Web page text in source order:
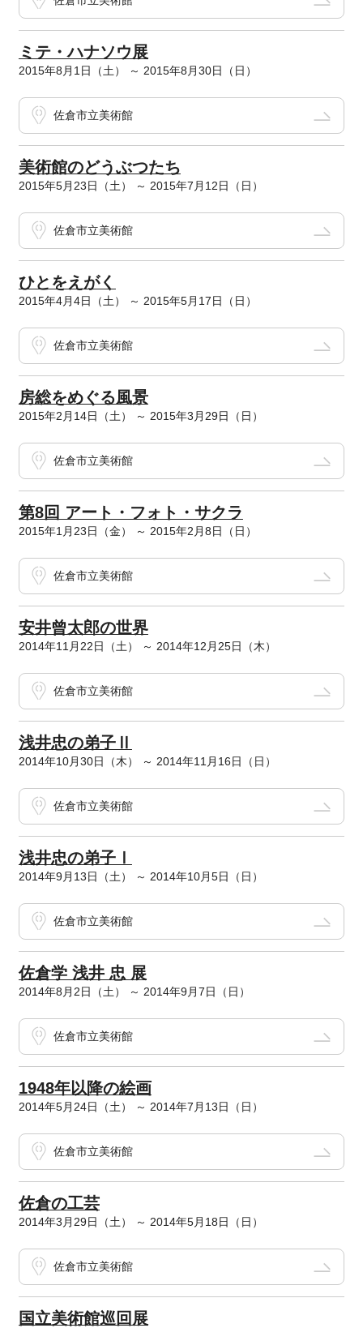
ミテ・ハナソウ展
2015年8月1日（土） ～ 2015年8月30日（日）
佐倉市立美術館
美術館のどうぶつたち
2015年5月23日（土） ～ 2015年7月12日（日）
佐倉市立美術館
ひとをえがく
2015年4月4日（土） ～ 2015年5月17日（日）
佐倉市立美術館
房総をめぐる風景
2015年2月14日（土） ～ 2015年3月29日（日）
佐倉市立美術館
第8回 アート・フォト・サクラ
2015年1月23日（金） ～ 2015年2月8日（日）
佐倉市立美術館
安井曾太郎の世界
2014年11月22日（土） ～ 2014年12月25日（木）
佐倉市立美術館
浅井忠の弟子Ⅱ
2014年10月30日（木） ～ 2014年11月16日（日）
佐倉市立美術館
浅井忠の弟子Ⅰ
2014年9月13日（土） ～ 2014年10月5日（日）
佐倉市立美術館
佐倉学 浅井 忠 展
2014年8月2日（土） ～ 2014年9月7日（日）
佐倉市立美術館
1948年以降の絵画
2014年5月24日（土） ～ 2014年7月13日（日）
佐倉市立美術館
佐倉の工芸
2014年3月29日（土） ～ 2014年5月18日（日）
佐倉市立美術館
国立美術館巡回展